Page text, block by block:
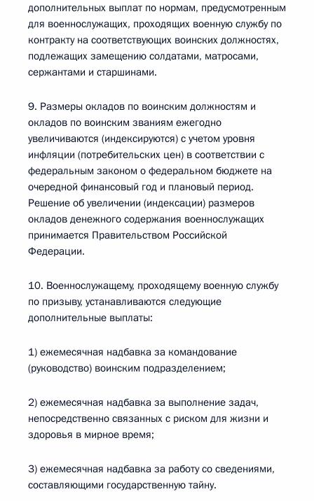
дополнительных выплат по нормам, предусмотренным
для военнослужащих, проходящих военную службу по
контракту на соответствующих воинских должностях,
подлежащих замещению солдатами, матросами,
сержантами и старшинами.
9. Размеры окладов по воинским должностям и
окладов по воинским званиям ежегодно
увеличиваются (индексируются) с учетом уровня
инфляции (потребительских цен) в соответствии с
федеральным законом о федеральном бюджете на
очередной финансовый год и плановый период.
Решение об увеличении (индексации) размеров
окладов денежного содержания военнослужащих
принимается Правительством Российской
Федерации.
10. Военнослужащему, проходящему военную службу
по призыву, устанавливаются следующие
дополнительные выплаты:
1) ежемесячная надбавка за командование
(руководство) воинским подразделением;
2) ежемесячная надбавка за выполнение задач,
непосредственно связанных с риском для жизни и
здоровья в мирное время;
3) ежемесячная надбавка за работу со сведениями,
составляющими государственную тайну.